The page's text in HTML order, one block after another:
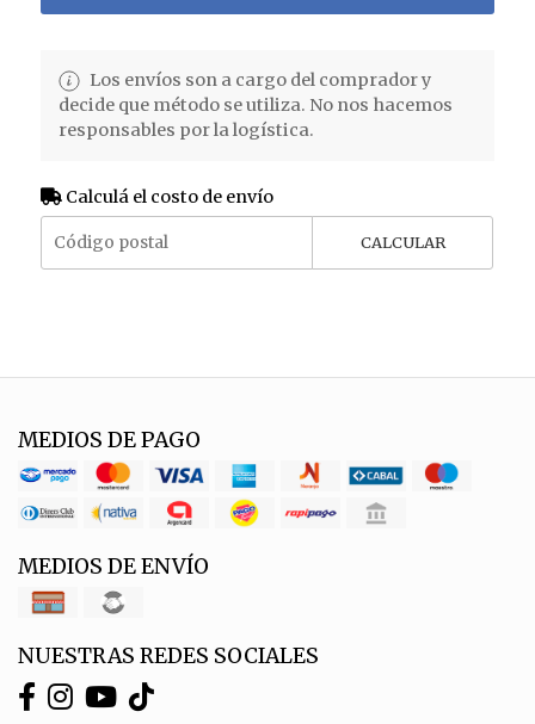
Los envíos son a cargo del comprador y
decide que método se utiliza. No nos hacemos
responsables por la logística.
Calculá el costo de envío
CALCULAR
MEDIOS DE PAGO
MEDIOS DE ENVÍO
NUESTRAS REDES SOCIALES